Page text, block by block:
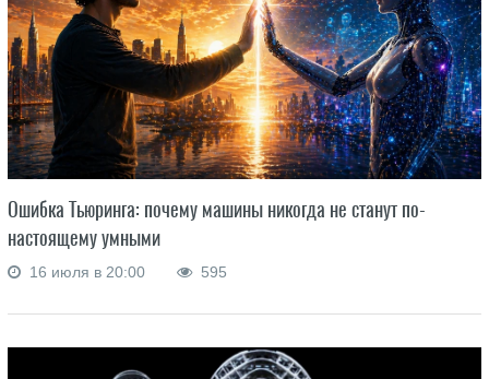
Ошибка Тьюринга: почему машины никогда не станут по-
настоящему умными
16 июля в 20:00 595